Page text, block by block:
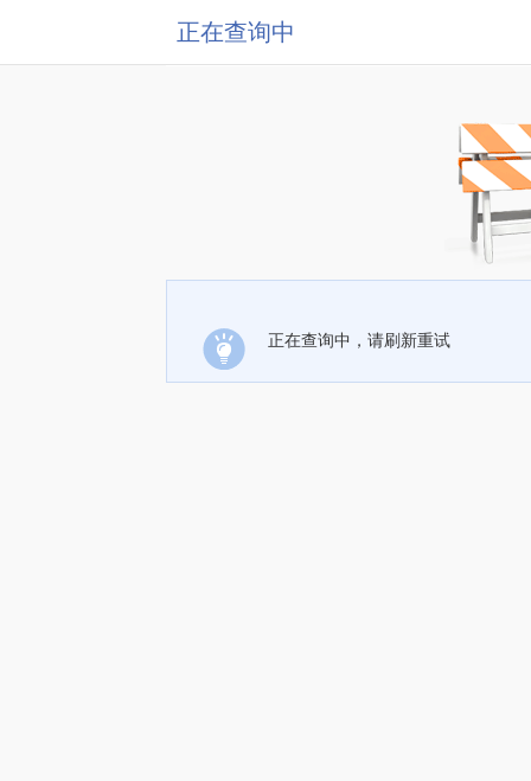
正在查询中
正在查询中，请刷新重试